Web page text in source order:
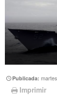
Publicada:
Imprimir